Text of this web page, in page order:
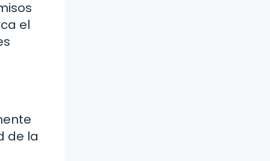
el
de la